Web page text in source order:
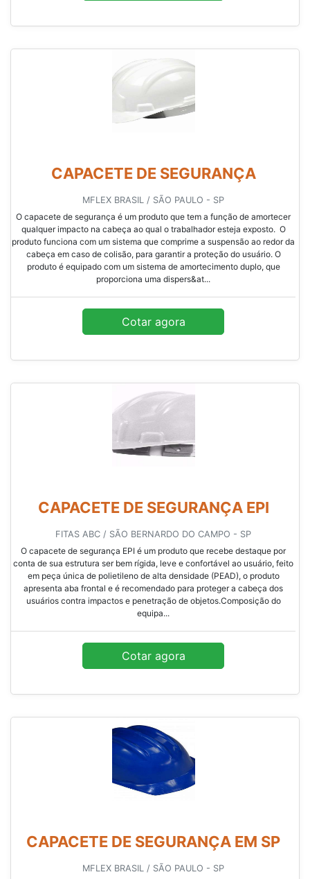
CAPACETE DE SEGURANÇA
MFLEX BRASIL / SÃO PAULO - SP
O capacete de segurança é um produto que tem a função de amortecer
qualquer impacto na cabeça ao qual o trabalhador esteja exposto. O
produto funciona com um sistema que comprime a suspensão ao redor da
cabeça em caso de colisão, para garantir a proteção do usuário. O
produto é equipado com um sistema de amortecimento duplo, que
proporciona uma dispers&at...
Cotar agora
CAPACETE DE SEGURANÇA EPI
FITAS ABC / SÃO BERNARDO DO CAMPO - SP
O capacete de segurança EPI é um produto que recebe destaque por
conta de sua estrutura ser bem rígida, leve e confortável ao usuário, feito
em peça única de polietileno de alta densidade (PEAD), o produto
apresenta aba frontal e é recomendado para proteger a cabeça dos
usuários contra impactos e penetração de objetos.Composição do
equipa...
Cotar agora
CAPACETE DE SEGURANÇA EM SP
MFLEX BRASIL / SÃO PAULO - SP